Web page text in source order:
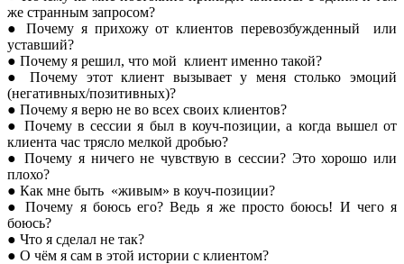
же странным запросом?
● Почему я прихожу от клиентов перевозбужденный или
уставший?
● Почему я решил, что мой клиент именно такой?
● Почему этот клиент вызывает у меня столько эмоций
(негативных/позитивных)?
● Почему я верю не во всех своих клиентов?
● Почему в сессии я был в коуч-позиции, а когда вышел от
клиента час трясло мелкой дробью?
● Почему я ничего не чувствую в сессии? Это хорошо или
плохо?
● Как мне быть «живым» в коуч-позиции?
● Почему я боюсь его? Ведь я же просто боюсь! И чего я
боюсь?
● Что я сделал не так?
● О чём я сам в этой истории с клиентом?